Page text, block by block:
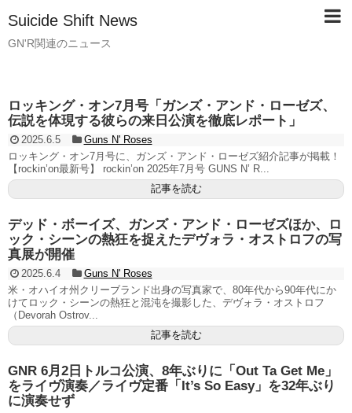
Suicide Shift News
GN'R関連のニュース
ロッキング・オン7月号「ガンズ・アンド・ローゼズ、
伝説を体現する彼らの来日公演を徹底レポート」
2025.6.5
Guns N' Roses
ロッキング・オン7月号に、ガンズ・アンド・ローゼズ紹介記事が掲載！
【rockin’on最新号】 rockin’on 2025年7月号 GUNS N’ R...
記事を読む
デッド・ボーイズ、ガンズ・アンド・ローゼズほか、ロ
ック・シーンの熱狂を捉えたデヴォラ・オストロフの写
真展が開催
2025.6.4
Guns N' Roses
米・オハイオ州クリーブランド出身の写真家で、80年代から90年代にか
けてロック・シーンの熱狂と混沌を撮影した、デヴォラ・オストロフ
（Devorah Ostrov...
記事を読む
GNR 6月2日トルコ公演、8年ぶりに「Out Ta Get Me」
をライヴ演奏／ライヴ定番「It’s So Easy」を32年ぶり
に演奏せず